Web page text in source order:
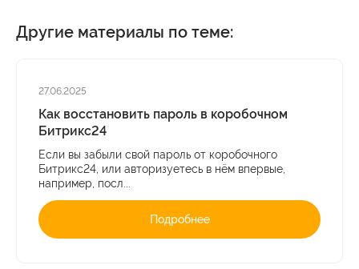
Другие материалы по теме:
27.06.2025
Как восстановить пароль в коробочном
Битрикс24
Если вы забыли свой пароль от коробочного
Битрикс24, или авторизуетесь в нём впервые,
например, посл...
Подробнее